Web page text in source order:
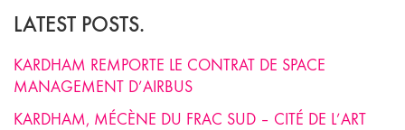
LATEST POSTS.
KARDHAM REMPORTE LE CONTRAT DE SPACE
MANAGEMENT D’AIRBUS
KARDHAM, MÉCÈNE DU FRAC SUD – CITÉ DE L’ART